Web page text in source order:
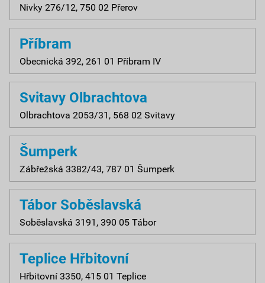
Nivky 276/12, 750 02 Přerov
Příbram
Obecnická 392, 261 01 Příbram IV
Svitavy Olbrachtova
Olbrachtova 2053/31, 568 02 Svitavy
Šumperk
Zábřežská 3382/43, 787 01 Šumperk
Tábor Soběslavská
Soběslavská 3191, 390 05 Tábor
Teplice Hřbitovní
Hřbitovní 3350, 415 01 Teplice